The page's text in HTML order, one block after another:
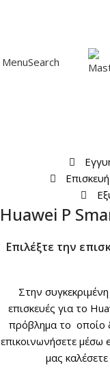
MenuSearch
Huawei P
Επιλέξτε την
Στην
επισκευές για το
πρόβλημα το οποίο
επικοινωνήσετε
μας